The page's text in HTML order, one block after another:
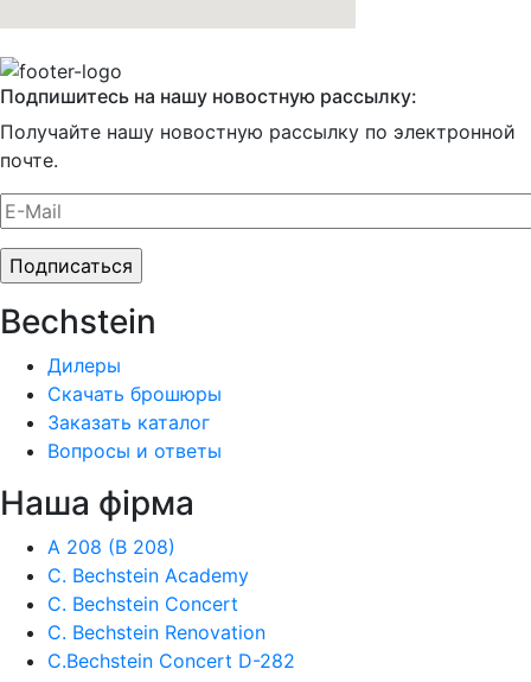
Подпишитесь на нашу новостную рассылку:
Получайте нашу новостную рассылку по электронной
почте.
Bechstein
Дилеры
Скачать брошюры
Заказать каталог
Вопросы и ответы
Наша фiрма
A 208 (B 208)
C. Bechstein Academy
C. Bechstein Concert
C. Bechstein Renovation
C.Bechstein Concert D-282